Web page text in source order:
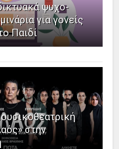
ψυχο-
για γονείς
Παιδί
στην